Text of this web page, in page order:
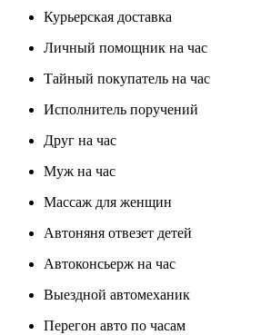
Курьерская доставка
Личный помощник на час
Тайный покупатель на час
Исполнитель поручений
Друг на час
Муж на час
Массаж для женщин
Автоняня отвезет детей
Автоконсьерж на час
Выездной автомеханик
Перегон авто по часам